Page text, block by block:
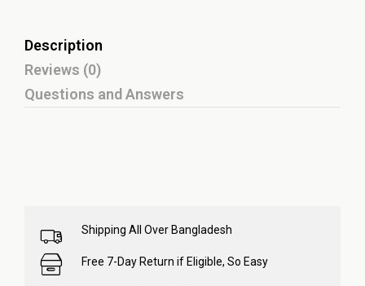
Description
Reviews (0)
Questions and Answers
Shipping All Over Bangladesh
Free 7-Day Return if Eligible, So Easy